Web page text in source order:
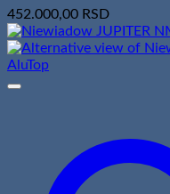
452.000,00 RSD